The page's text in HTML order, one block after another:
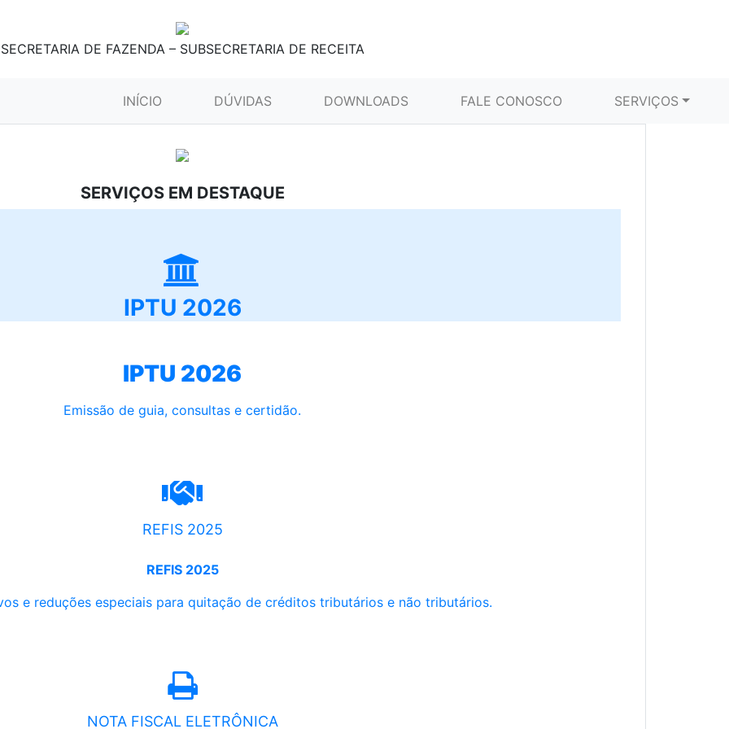
SECRETARIA DE FAZENDA – SUBSECRETARIA DE RECEITA
INÍCIO (CURRENT)DÚVIDAS DOWNLOADS FALE CONOSCO SERVIÇOS
SERVIÇOS EM DESTAQUE
IPTU 2026
IPTU 2026
Emissão de guia, consultas e certidão.
REFIS 2025
REFIS 2025
e reduções especiais para quitação de créditos tributários e não tributários.
NOTA FISCAL ELETRÔNICA